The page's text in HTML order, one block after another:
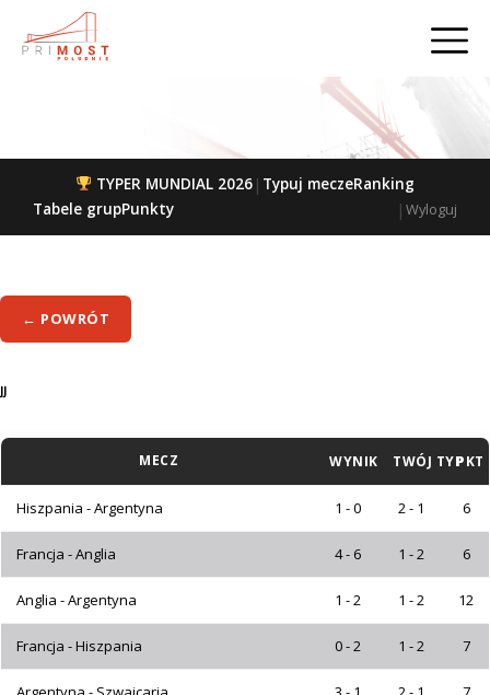
TYPER MUNDIAL 2026 | Typuj meczeRanking
Tabele grupPunkty | Wyloguj
← POWRÓT
JJ
MECZ WYNIK TWÓJ TYPPKT
Hiszpania - Argentyna 1 - 0 2 - 1 6
Francja - Anglia 4 - 6 1 - 2 6
Anglia - Argentyna 1 - 2 1 - 2 12
Francja - Hiszpania 0 - 2 1 - 2 7